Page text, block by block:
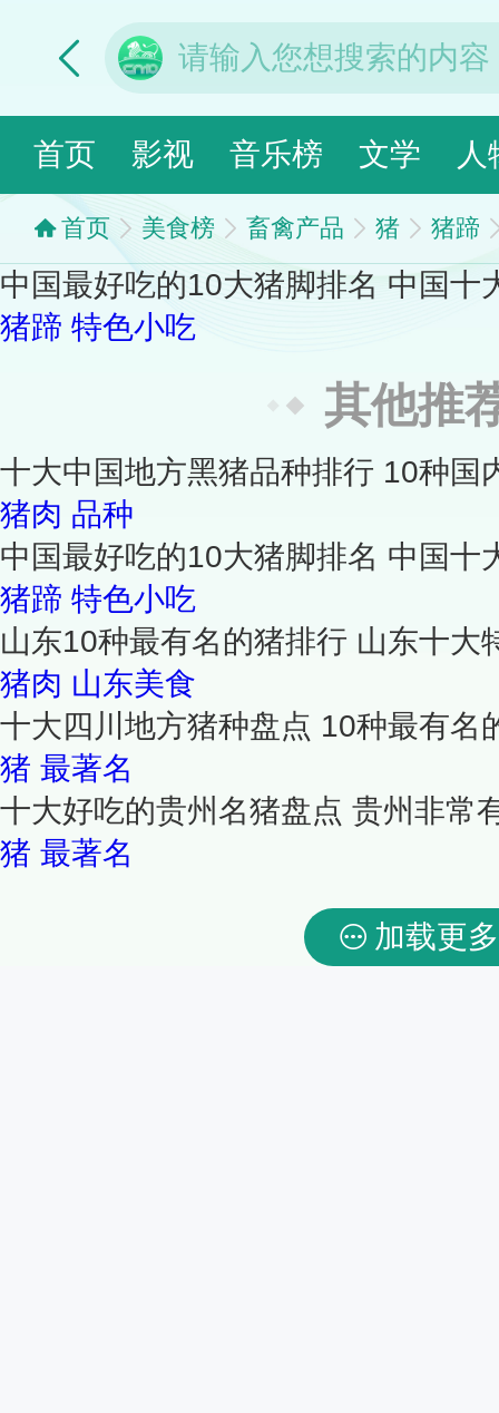
首页 影视 音乐榜 文学 人
首页 美食榜 畜禽产品 猪 猪蹄
中国最好吃的10大猪脚排名 中国十
猪蹄 特色小吃
其他推
十大中国地方黑猪品种排行 10种国
猪肉 品种
中国最好吃的10大猪脚排名 中国十
猪蹄 特色小吃
山东10种最有名的猪排行 山东十大
猪肉 山东美食
十大四川地方猪种盘点 10种最有名
猪 最著名
十大好吃的贵州名猪盘点 贵州非常
猪 最著名
加载更多